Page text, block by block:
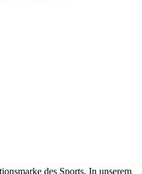
des Sports. In unserem